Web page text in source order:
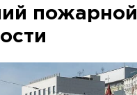
пожарной